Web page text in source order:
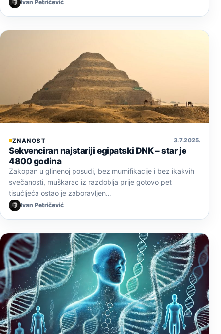
Ivan Petričević
ZNANOST 3. 7. 2025.
Sekvenciran najstariji egipatski DNK – star je
4800 godina
Zakopan u glinenoj posudi, bez mumifikacije i bez ikakvih
svečanosti, muškarac iz razdoblja prije gotovo pet
tisućljeća ostao je zaboravljen…
Ivan Petričević